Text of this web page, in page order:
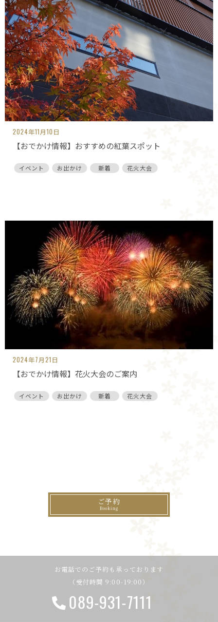
2024年11月10日
【おでかけ情報】おすすめの紅葉スポット
イベント お出かけ 新着 花火大会
2024年7月21日
【おでかけ情報】花火大会のご案内
イベント お出かけ 新着 花火大会
ご予約
お電話でのご予約も承っております
（受付時間 9:00-19:00）
089-931-7111